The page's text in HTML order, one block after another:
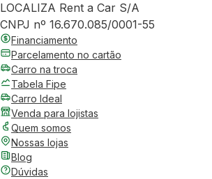
LOCALIZA Rent a Car S/A
CNPJ nº 16.670.085/0001-55
Financiamento
Parcelamento no cartão
Carro na troca
Tabela Fipe
Carro Ideal
Venda para lojistas
Quem somos
Nossas lojas
Blog
Dúvidas